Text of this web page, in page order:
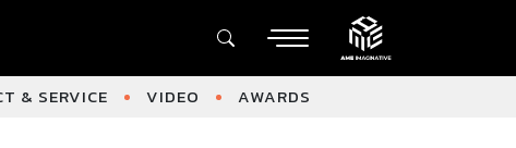
& SERVICE VIDEO AWARDS